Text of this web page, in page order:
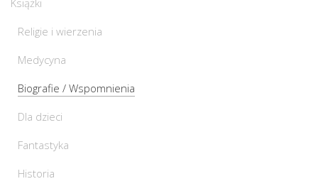
Książki
Religie i wierzenia
Medycyna
Biografie / Wspomnienia
Dla dzieci
Fantastyka
Historia